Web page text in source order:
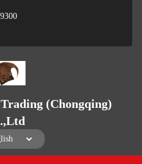
(Chongqing)